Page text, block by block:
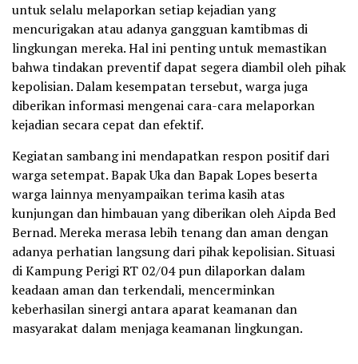
untuk selalu melaporkan setiap kejadian yang
mencurigakan atau adanya gangguan kamtibmas di
lingkungan mereka. Hal ini penting untuk memastikan
bahwa tindakan preventif dapat segera diambil oleh pihak
kepolisian. Dalam kesempatan tersebut, warga juga
diberikan informasi mengenai cara-cara melaporkan
kejadian secara cepat dan efektif.
Kegiatan sambang ini mendapatkan respon positif dari
warga setempat. Bapak Uka dan Bapak Lopes beserta
warga lainnya menyampaikan terima kasih atas
kunjungan dan himbauan yang diberikan oleh Aipda Bed
Bernad. Mereka merasa lebih tenang dan aman dengan
adanya perhatian langsung dari pihak kepolisian. Situasi
di Kampung Perigi RT 02/04 pun dilaporkan dalam
keadaan aman dan terkendali, mencerminkan
keberhasilan sinergi antara aparat keamanan dan
masyarakat dalam menjaga keamanan lingkungan.